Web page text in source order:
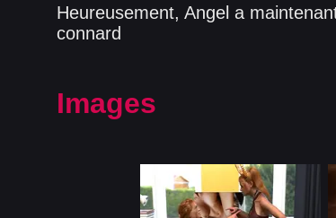
Heureusement, Angel a
connard
Images